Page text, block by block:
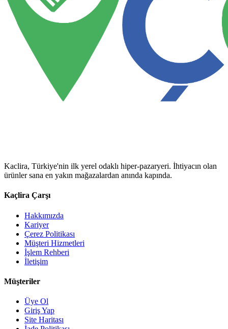
Kaclira, Türkiye'nin ilk yerel odaklı hiper-pazaryeri. İhtiyacın olan
ürünler sana en yakın mağazalardan anında kapında.
Kaçlira Çarşı
Hakkımızda
Kariyer
Çerez Politikası
Müşteri Hizmetleri
İşlem Rehberi
İletişim
Müşteriler
Üye Ol
Giriş Yap
Site Haritası